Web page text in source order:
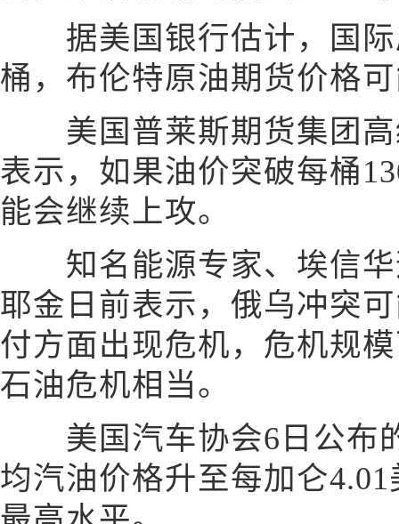
据美国银行估计，国际
桶，布伦特原油期货价格
美国普莱斯期货集团高
表示，如果油价突破每桶
能会继续上攻。
知名能源专家、埃信华
耶金日前表示，俄乌冲突
付方面出现危机，危机规
石油危机相当。
美国汽车协会6日公布
均汽油价格升至每加仑